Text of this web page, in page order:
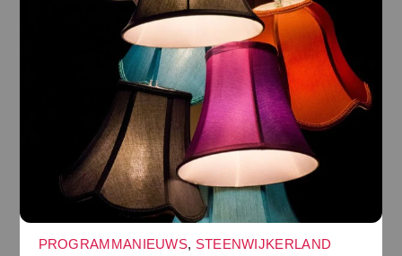
PROGRAMMANIEUWS, STEENWIJKERLAND